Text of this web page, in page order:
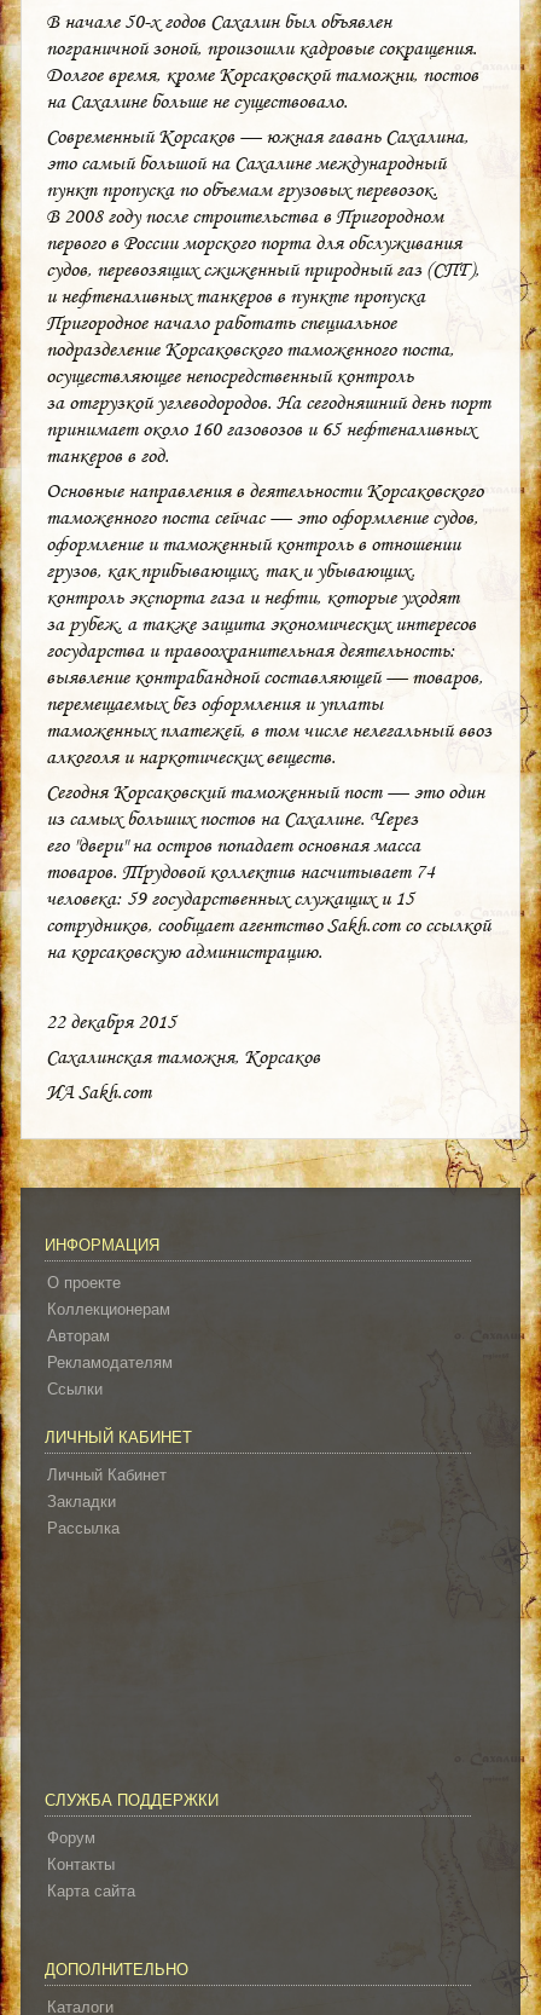
В начале 50-х годов Сахалин был объявлен
пограничной зоной, произошли кадровые сокращения.
Долгое время, кроме Корсаковской таможни, постов
на Сахалине больше не существовало.
Современный Корсаков — южная гавань Сахалина,
это самый большой на Сахалине международный
пункт пропуска по объемам грузовых перевозок.
В 2008 году после строительства в Пригородном
первого в России морского порта для обслуживания
судов, перевозящих сжиженный природный газ (СПГ),
и нефтеналивных танкеров в пункте пропуска
Пригородное начало работать специальное
подразделение Корсаковского таможенного поста,
осуществляющее непосредственный контроль
за отгрузкой углеводородов. На сегодняшний день порт
принимает около 160 газовозов и 65 нефтеналивных
танкеров в год.
Основные направления в деятельности Корсаковского
таможенного поста сейчас — это оформление судов,
оформление и таможенный контроль в отношении
грузов, как прибывающих, так и убывающих,
контроль экспорта газа и нефти, которые уходят
за рубеж, а также защита экономических интересов
государства и правоохранительная деятельность:
выявление контрабандной составляющей — товаров,
перемещаемых без оформления и уплаты
таможенных платежей, в том числе нелегальный ввоз
алкоголя и наркотических веществ.
Сегодня Корсаковский таможенный пост — это один
из самых больших постов на Сахалине. Через
его "двери" на остров попадает основная масса
товаров. Трудовой коллектив насчитывает 74
человека: 59 государственных служащих и 15
сотрудников, сообщает агентство Sakh.com со ссылкой
на корсаковскую администрацию.
22 декабря 2015
Сахалинская таможня, Корсаков
ИА Sakh.com
ИНФОРМАЦИЯ
О проекте
Коллекционерам
Авторам
Рекламодателям
Ссылки
ЛИЧНЫЙ КАБИНЕТ
Личный Кабинет
Закладки
Рассылка
СЛУЖБА ПОДДЕРЖКИ
Форум
Контакты
Карта сайта
ДОПОЛНИТЕЛЬНО
Каталоги